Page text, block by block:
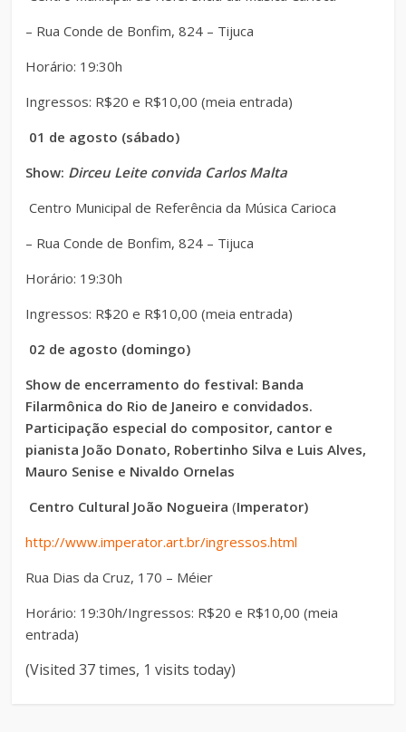
– Rua Conde de Bonfim, 824 – Tijuca
Horário: 19:30h
Ingressos: R$20 e R$10,00 (meia entrada)
01 de agosto (sábado)
Show: Dirceu Leite convida Carlos Malta
Centro Municipal de Referência da Música Carioca
– Rua Conde de Bonfim, 824 – Tijuca
Horário: 19:30h
Ingressos: R$20 e R$10,00 (meia entrada)
02 de agosto (domingo)
Show de encerramento do festival: Banda
Filarmônica do Rio de Janeiro e convidados.
Participação especial do compositor, cantor e
pianista João Donato, Robertinho Silva e Luis Alves,
Mauro Senise e Nivaldo Ornelas
Centro Cultural João Nogueira (Imperator)
http://www.imperator.art.br/ingressos.html
Rua Dias da Cruz, 170 – Méier
Horário: 19:30h/Ingressos: R$20 e R$10,00 (meia
entrada)
(Visited 37 times, 1 visits today)